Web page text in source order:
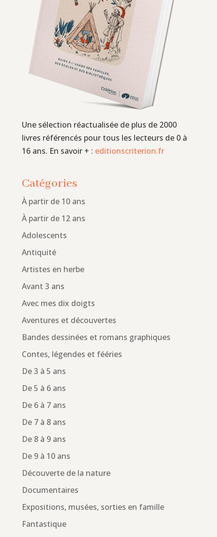
Une sélection réactualisée de plus de 2000
livres référencés pour tous les lecteurs de 0 à
16 ans. En savoir + : editionscriterion.fr
Catégories
À partir de 10 ans
À partir de 12 ans
Adolescents
Antiquité
Artistes en herbe
Avant 3 ans
Avec mes dix doigts
Aventures et découvertes
Bandes dessinées et romans graphiques
Contes, légendes et fééries
De 3 à 5 ans
De 5 à 6 ans
De 6 à 7 ans
De 7 à 8 ans
De 8 à 9 ans
De 9 à 10 ans
Découverte de la nature
Documentaires
Expositions, musées, sorties en famille
Fantastique